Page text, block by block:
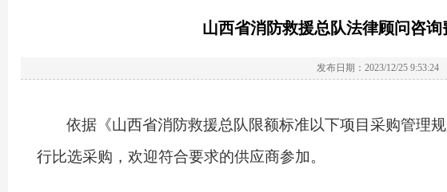
山西省消防救援总队法律顾问咨
发布日期：2023/12/25 9:53:24
依据《山西省消防救援总队限额标准以下项目采购管理
行比选采购，欢迎符合要求的供应商参加。